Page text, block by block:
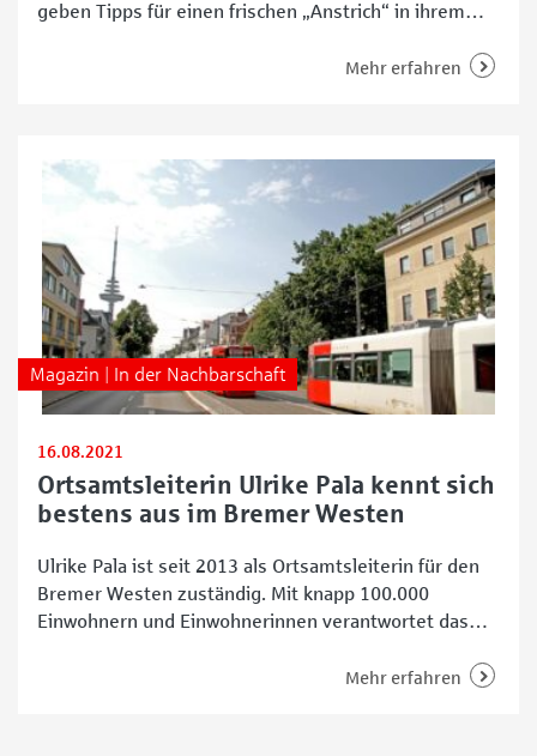
geben Tipps für einen frischen „Anstrich“ in ihrem
Farbakzente sollten gut geplant und durchdacht sein.
Mehr erfahren
Magazin | In der Nachbarschaft
16.08.2021
Ortsamtsleiterin Ulrike Pala kennt sich
bestens aus im Bremer Westen
Ulrike Pala ist seit 2013 als Ortsamtsleiterin für den
Bremer Westen zuständig. Mit knapp 100.000
Einwohnern und Einwohnerinnen verantwortet das
der Hansestadt. Wir trafen die Ortsamtsleiterin für
Mehr erfahren